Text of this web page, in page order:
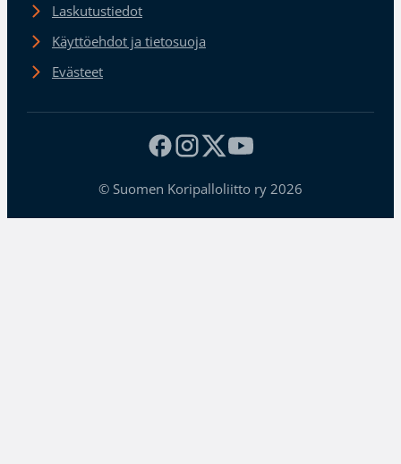
Laskutustiedot
Käyttöehdot ja tietosuoja
Evästeet
© Suomen Koripalloliitto ry 2026